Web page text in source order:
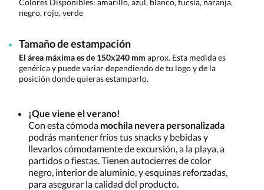
negro, rojo, verde
Tamaño de estampación
El área máxima es de 150x240 mm aprox. Esta medida es
genérica y puede variar dependiendo de tu logo y de la
posición donde quieras estamparlo.
¡Que viene el verano!
Con esta cómoda mochila nevera personalizada
podrás mantener fríos tus snacks y bebidas y
llevarlos cómodamente de excursión, a la playa, a
partidos o fiestas. Tienen autocierres de color
negro, interior de aluminio, y esquinas reforzadas,
para asegurar la calidad del producto.